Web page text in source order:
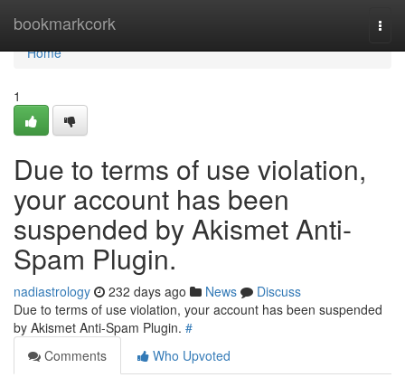
bookmarkcork
Home
Home
1
Due to terms of use violation,
your account has been
suspended by Akismet Anti-
Spam Plugin.
nadiastrology 232 days ago News
Discuss
Due to terms of use violation, your account has been suspended
by Akismet Anti-Spam Plugin. #
Comments
Who Upvoted